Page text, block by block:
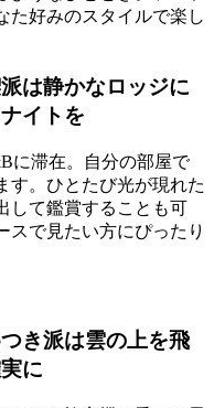
た好みのスタイルで楽し
は静かなロッジに
イトを
に滞在。自分の部屋で
す。ひとたび光が現れた
して鑑賞することも可
スで見たい方にぴったり
き派は雲の上を飛
に